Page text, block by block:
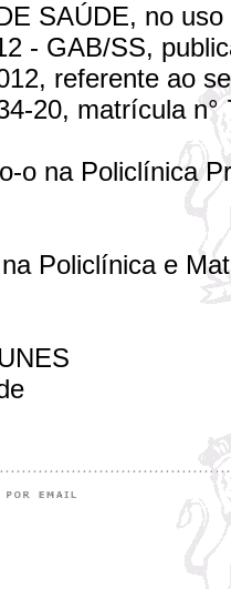
SAÚDE, no
- GAB/SS,
referente ao
20, matrícula
o na Policlínica
Policlínica e